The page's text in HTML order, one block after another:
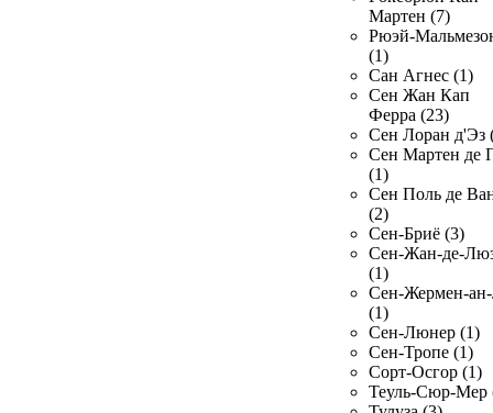
Мартен (7)
Рюэй-
(1)
Сан Агнес (1)
Сен Жан Кап
Ферра (23)
Сен Лоран д'Эз
Сен Мартен де
(1)
Сен Поль де
(2)
Сен-Бриё (3)
Сен-Жан-де-
(1)
Сен-Жермен-
(1)
Сен-Люнер (1)
Сен-Тропе (1)
Сорт-Осгор (1)
Теуль-Сюр-Мер